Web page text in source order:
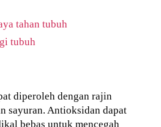
tahan tubuh
tubuh
diperoleh dengan rajin
sayuran. Antioksidan dapat
bebas untuk mencegah